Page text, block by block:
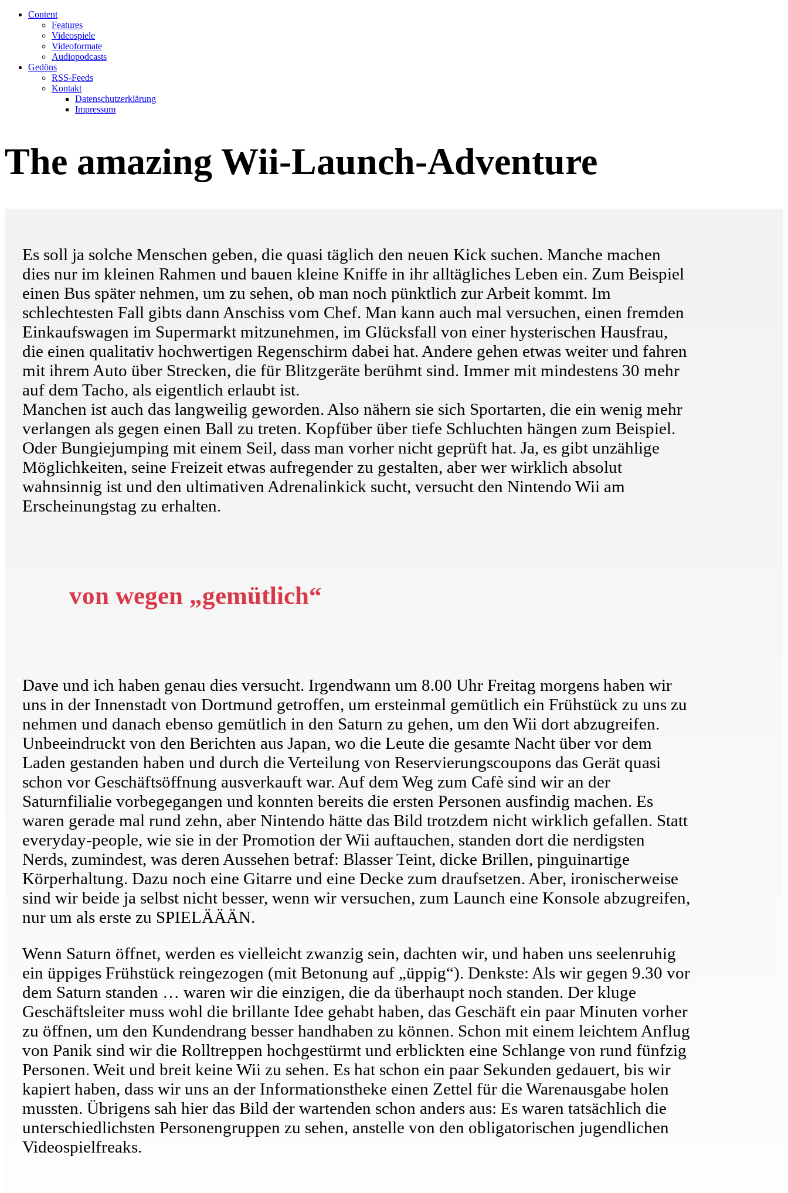
Content
Features
Videospiele
Videoformate
Audiopodcasts
Gedöns
RSS-Feeds
Kontakt
Datenschutzerklärung
Impressum
The amazing Wii-Launch-Adventure
Es soll ja solche Menschen geben, die quasi täglich den neuen Kick suchen. Manche machen
dies nur im kleinen Rahmen und bauen kleine Kniffe in ihr alltägliches Leben ein. Zum Beispiel
einen Bus später nehmen, um zu sehen, ob man noch pünktlich zur Arbeit kommt. Im
schlechtesten Fall gibts dann Anschiss vom Chef. Man kann auch mal versuchen, einen fremden
Einkaufswagen im Supermarkt mitzunehmen, im Glücksfall von einer hysterischen Hausfrau,
die einen qualitativ hochwertigen Regenschirm dabei hat. Andere gehen etwas weiter und fahren
mit ihrem Auto über Strecken, die für Blitzgeräte berühmt sind. Immer mit mindestens 30 mehr
auf dem Tacho, als eigentlich erlaubt ist.
Manchen ist auch das langweilig geworden. Also nähern sie sich Sportarten, die ein wenig mehr
verlangen als gegen einen Ball zu treten. Kopfüber über tiefe Schluchten hängen zum Beispiel.
Oder Bungiejumping mit einem Seil, dass man vorher nicht geprüft hat. Ja, es gibt unzählige
Möglichkeiten, seine Freizeit etwas aufregender zu gestalten, aber wer wirklich absolut
wahnsinnig ist und den ultimativen Adrenalinkick sucht, versucht den Nintendo Wii am
Erscheinungstag zu erhalten.
von wegen „gemütlich“
Dave und ich haben genau dies versucht. Irgendwann um 8.00 Uhr Freitag morgens haben wir
uns in der Innenstadt von Dortmund getroffen, um ersteinmal gemütlich ein Frühstück zu uns zu
nehmen und danach ebenso gemütlich in den Saturn zu gehen, um den Wii dort abzugreifen.
Unbeeindruckt von den Berichten aus Japan, wo die Leute die gesamte Nacht über vor dem
Laden gestanden haben und durch die Verteilung von Reservierungscoupons das Gerät quasi
schon vor Geschäftsöffnung ausverkauft war. Auf dem Weg zum Cafè sind wir an der
Saturnfilialie vorbegegangen und konnten bereits die ersten Personen ausfindig machen. Es
waren gerade mal rund zehn, aber Nintendo hätte das Bild trotzdem nicht wirklich gefallen. Statt
everyday-people, wie sie in der Promotion der Wii auftauchen, standen dort die nerdigsten
Nerds, zumindest, was deren Aussehen betraf: Blasser Teint, dicke Brillen, pinguinartige
Körperhaltung. Dazu noch eine Gitarre und eine Decke zum draufsetzen. Aber, ironischerweise
sind wir beide ja selbst nicht besser, wenn wir versuchen, zum Launch eine Konsole abzugreifen,
nur um als erste zu SPIELÄÄÄN.
Wenn Saturn öffnet, werden es vielleicht zwanzig sein, dachten wir, und haben uns seelenruhig
ein üppiges Frühstück reingezogen (mit Betonung auf „üppig“). Denkste: Als wir gegen 9.30 vor
dem Saturn standen … waren wir die einzigen, die da überhaupt noch standen. Der kluge
Geschäftsleiter muss wohl die brillante Idee gehabt haben, das Geschäft ein paar Minuten vorher
zu öffnen, um den Kundendrang besser handhaben zu können. Schon mit einem leichtem Anflug
von Panik sind wir die Rolltreppen hochgestürmt und erblickten eine Schlange von rund fünfzig
Personen. Weit und breit keine Wii zu sehen. Es hat schon ein paar Sekunden gedauert, bis wir
kapiert haben, dass wir uns an der Informationstheke einen Zettel für die Warenausgabe holen
mussten. Übrigens sah hier das Bild der wartenden schon anders aus: Es waren tatsächlich die
unterschiedlichsten Personengruppen zu sehen, anstelle von den obligatorischen jugendlichen
Videospielfreaks.